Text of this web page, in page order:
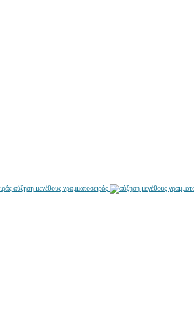
αύξηση μεγέθους γραμματοσειράς